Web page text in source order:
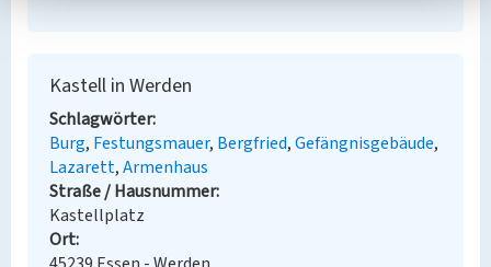
Kastell in Werden
Schlagwörter
Burg Festungsmauer Bergfried Gefängnisgebäude
Lazarett Armenhaus
Straße / Hausnummer
Kastellplatz
Ort